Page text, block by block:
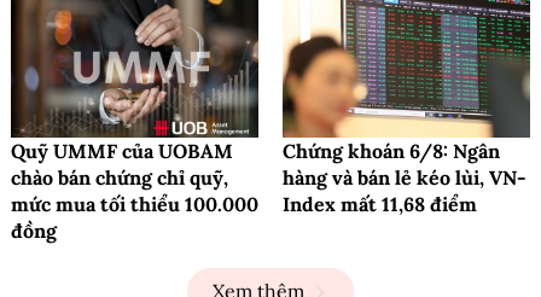
Quỹ UMMF của UOBAM
chào bán chứng chỉ quỹ,
mức mua tối thiểu 100.000
đồng
Chứng khoán 6/8: Ngân
hàng và bán lẻ kéo lùi, VN-
Index mất 11,68 điểm
Xem thêm